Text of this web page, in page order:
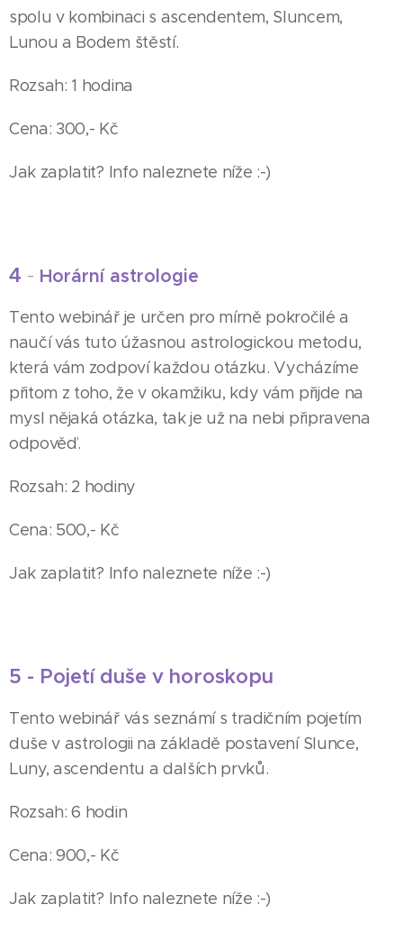
spolu v kombinaci s ascendentem, Sluncem,
Lunou a Bodem štěstí.
Rozsah: 1 hodina
Cena: 300,- Kč
Jak zaplatit? Info naleznete níže :-)
4 - Horární astrologie
Tento webinář je určen pro mírně pokročilé a
naučí vás tuto úžasnou astrologickou metodu,
která vám zodpoví každou otázku. Vycházíme
přitom z toho, že v okamžiku, kdy vám přijde na
mysl nějaká otázka, tak je už na nebi připravena
odpověď.
Rozsah: 2 hodiny
Cena: 500,- Kč
Jak zaplatit? Info naleznete níže :-)
5 - Pojetí duše v horoskopu
Tento webinář vás seznámí s tradičním pojetím
duše v astrologii na základě postavení Slunce,
Luny, ascendentu a dalších prvků.
Rozsah: 6 hodin
Cena: 900,- Kč
Jak zaplatit? Info naleznete níže :-)